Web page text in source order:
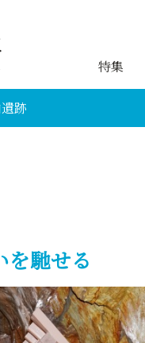
特集
跡
を馳せる